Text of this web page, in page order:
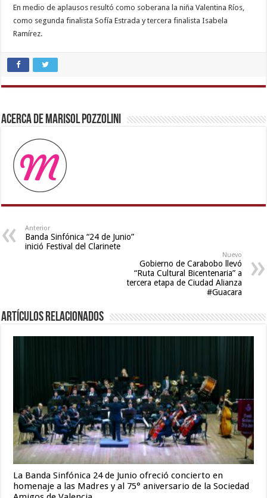
En medio de aplausos resultó como soberana la niña Valentina Ríos,
como segunda finalista Sofía Estrada y tercera finalista Isabela
Ramírez.
indian
sexy
couple,
video ,
indian
xxx
hd
,
bhabhi
xxx,
sex
videos
Acerca de Marisol Pozzolini
Anterior
Banda Sinfónica “24 de Junio”
inició Festival del Clarinete
Nuevo
Gobierno de Carabobo llevó
“Ruta Cultural Bicentenaria” a
tercera etapa de Ciudad Alianza
#Guacara
Artículos relacionados
La Banda Sinfónica 24 de Junio ofreció concierto en
homenaje a las Madres y al 75° aniversario de la Sociedad